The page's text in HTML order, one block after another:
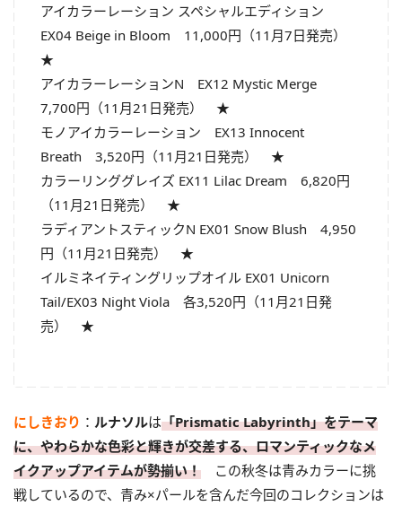
アイカラーレーション スペシャルエディション
EX04 Beige in Bloom 11,000円（11月7日発売）
★
アイカラーレーションN EX12 Mystic Merge
7,700円（11月21日発売） ★
モノアイカラーレーション EX13 Innocent
Breath 3,520円（11月21日発売） ★
カラーリンググレイズ EX11 Lilac Dream 6,820円
（11月21日発売） ★
ラディアントスティックN EX01 Snow Blush 4,950
円（11月21日発売） ★
イルミネイティングリップオイル EX01 Unicorn
Tail/EX03 Night Viola 各3,520円（11月21日発
売） ★
にしきおり ： ルナソルは「Prismatic Labyrinth」をテーマ
に、やわらかな色彩と輝きが交差する、ロマンティックなメ
イクアップアイテムが勢揃い！ この秋冬は青みカラーに挑
戦しているので、青み×パールを含んだ今回のコレクションは